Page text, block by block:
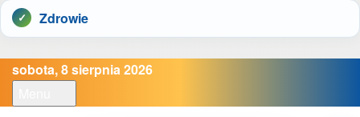
Zdrowie
sobota, 8 sierpnia 2026